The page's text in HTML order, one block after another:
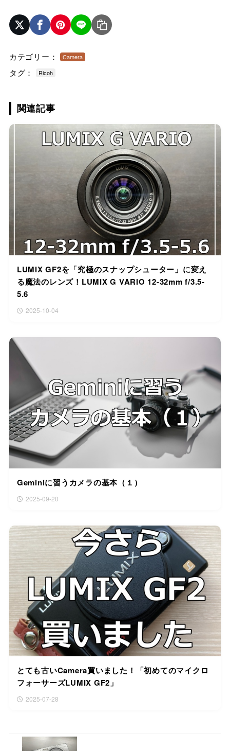
カテゴリー： Camera
タグ： Ricoh
関連記事
LUMIX GF2を「究極のスナップシューター」に変え
る魔法のレンズ！LUMIX G VARIO 12-32mm f/3.5-
5.6
2025-10-04
Geminiに習うカメラの基本（１）
2025-09-20
とても古いCamera買いました！「初めてのマイクロ
フォーサーズLUMIX GF2」
2025-07-28